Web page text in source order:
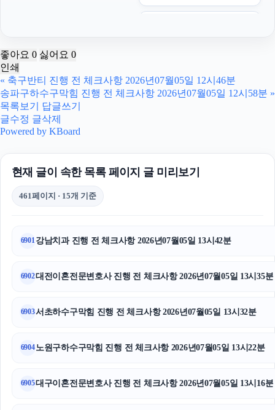
이혼소송
강아지파양
소액결제
좋아요 0 싫어요 0
인쇄
« 축구반티 진행 전 체크사항 2026년07월05일 12시46분
송파구하수구막힘 진행 전 체크사항 2026년07월05일 12시58분 »
목록보기
답글쓰기
글수정 글삭제
Powered by KBoard
현재 글이 속한 목록 페이지 글 미리보기
461페이지 · 15개 기준
6901강남치과 진행 전 체크사항 2026년07월05일 13시42분
6902대전이혼전문변호사 진행 전 체크사항 2026년07월05일 13시35분
6903서초하수구막힘 진행 전 체크사항 2026년07월05일 13시32분
6904 노원구하수구막힘 진행 전 체크사항 2026년07월05일 13시22분
6905대구이혼전문변호사 진행 전 체크사항 2026년07월05일 13시16분